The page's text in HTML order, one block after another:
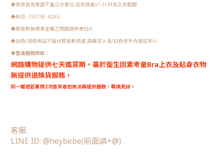
◆長度皆為單面平量公分單位,若有誤差±1-3CM為正常範圍
◆麻豆 -155CM. 42KG
◆厚度較無標準定義之問題請參考短片
◆白色/淺色商品不論材質皆較透膚,請再搭上淺/白色安全內裡或背心
◆售後服務條款：
網路購物提供七天鑑賞期， 基於衛生因素考量Bra上衣及貼身衣物
無提供退換貨服務，
同一帳號若累積2次退貨者恕無法再提供服務，敬請見諒。
客服.
LINE ID: @heybebe(前面請+@)